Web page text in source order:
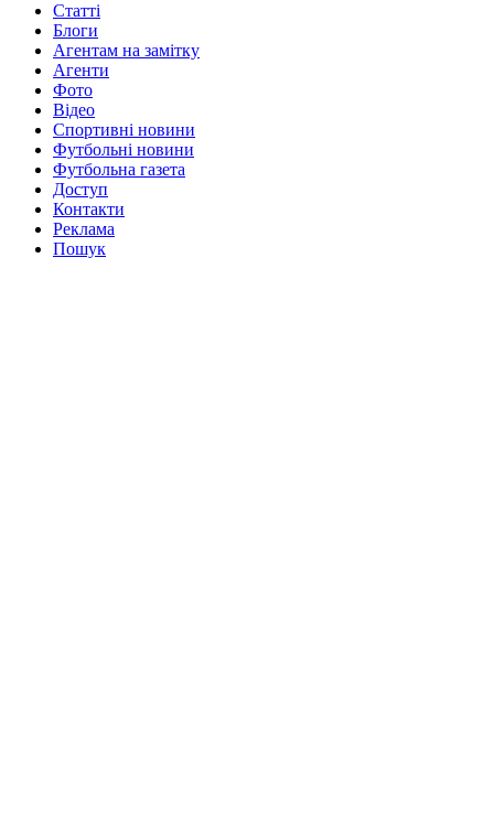
Статті
Блоги
Агентам на замітку
Агенти
Фото
Відео
Спортивні новини
Футбольні новини
Футбольна газета
Доступ
Контакти
Реклама
Пошук